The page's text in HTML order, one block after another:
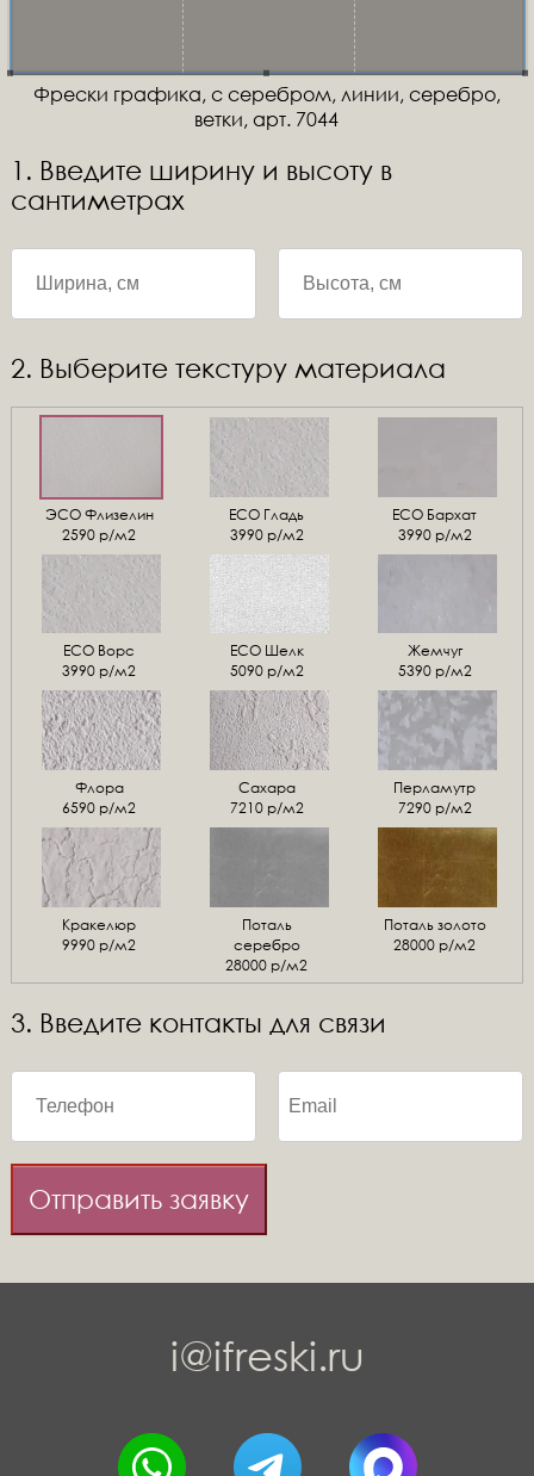
Фрески графика, с серебром, линии, серебро,
ветки, арт. 7044
1. Введите ширину и высоту в
сантиметрах
2. Выберите текстуру материала
ЭСО Флизелин
2590 р/м2
ЕСО Гладь
3990 р/м2
ECO Бархат
3990 р/м2
ЕСО Ворс
3990 р/м2
ЕСО Шелк
5090 р/м2
Жемчуг
5390 р/м2
Флора
6590 р/м2
Сахара
7210 р/м2
Перламутр
7290 р/м2
Кракелюр
9990 р/м2
Поталь
серебро
28000 р/м2
Поталь золото
28000 р/м2
3. Введите контакты для связи
Отправить заявку
i@ifreski.ru